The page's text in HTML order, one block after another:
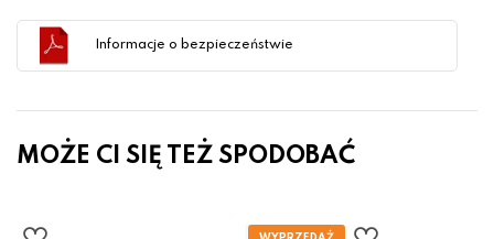
Informacje o bezpieczeństwie
MOŻE CI SIĘ TEŻ SPODOBAĆ